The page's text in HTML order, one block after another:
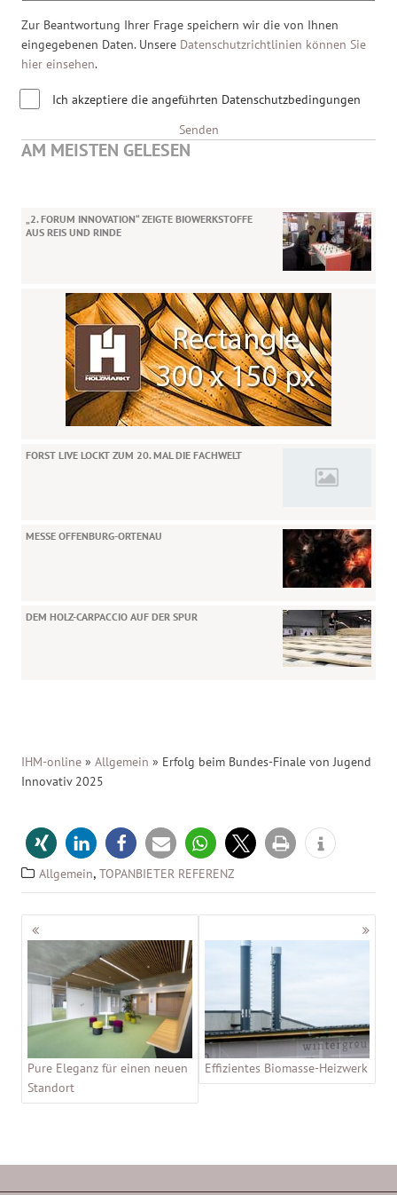
Zur Beantwortung Ihrer Frage speichern wir die von Ihnen
eingegebenen Daten. Unsere Datenschutzrichtlinien können Sie
hier einsehen.
Ich akzeptiere die angeführten Datenschutzbedingungen
Senden
AM MEISTEN GELESEN
„2. FORUM INNOVATION“ ZEIGTE BIOWERKSTOFFE
AUS REIS UND RINDE
FORST LIVE LOCKT ZUM 20. MAL DIE FACHWELT
MESSE OFFENBURG-ORTENAU
DEM HOLZ-CARPACCIO AUF DER SPUR
IHM-online »Allgemein » Erfolg beim Bundes-Finale von Jugend
Innovativ 2025
Allgemein,TOPANBIETER REFERENZ
Beitragsnavigation
Pure Eleganz für einen neuen
Standort
Effizientes Biomasse-Heizwerk